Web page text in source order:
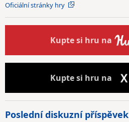
Oficiální stránky hry
Kuptesi hru na
Kuptesi hru na
Poslední diskuzní příspěvek